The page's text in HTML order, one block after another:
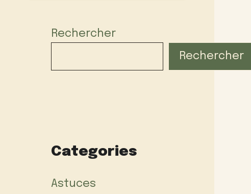
Rechercher
Rechercher
Categories
Astuces